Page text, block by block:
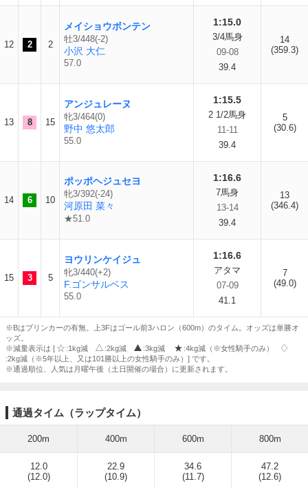
12 2 2
メイショウボンテン
牡3/448(-2)
小沢 大仁
57.0
1:15.0
3/4馬身
09-08
39.4
14
(359.3)
13 8 15
アンジュレーヌ
牝3/464(0)
野中 悠太郎
55.0
1:15.5
2 1/2馬身
11-11
39.4
5
(30.6)
14 6 10
ポッポヘジュセヨ
牝3/392(-24)
河原田 菜々
★51.0
1:16.6
7馬身
13-14
39.4
13
(346.4)
15 3 5
ヨウリンケイジュ
牝3/440(+2)
F.ゴンサルベス
55.0
1:16.6
アタマ
07-09
41.1
7
(49.0)
※Bはブリンカーの有無。上3Fはゴール前3ハロン（600m）のタイム。オッズは単勝オ
ッズ。
※減量表示は [
:1kg減 :2kg減 :3kg減
:4kg減（※女性騎手のみ）
:2kg減（※5年以上、又は101勝以上の女性騎手のみ）] です。
※通過順位、人気は月曜午後（土日開催の場合）に更新されます。
通過タイム（ラップタイム）
200m 400m 600m 800m
12.0
(12.0)
22.9
(10.9)
34.6
(11.7)
47.2
(12.6)